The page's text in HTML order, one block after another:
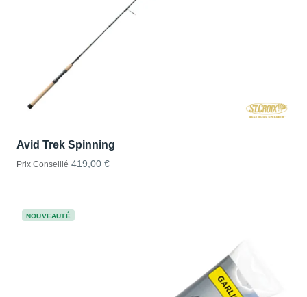
Avid Trek Spinning
Prix Conseillé 419,00 €
NOUVEAUTÉ